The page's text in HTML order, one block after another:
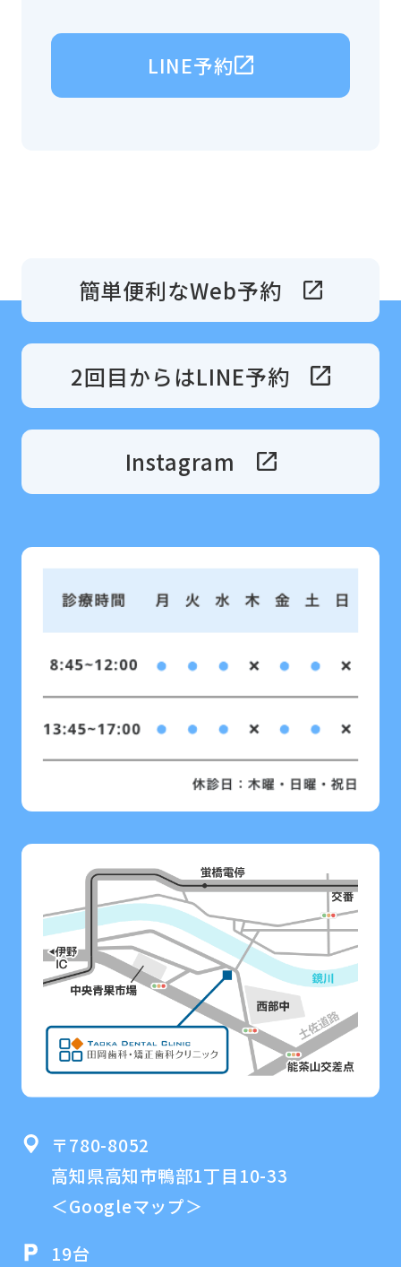
LINE予約
簡単便利なWeb予約
2回目からはLINE予約
Instagram
〒780-8052
高知県高知市鴨部1丁目10-33
＜Googleマップ＞
19台